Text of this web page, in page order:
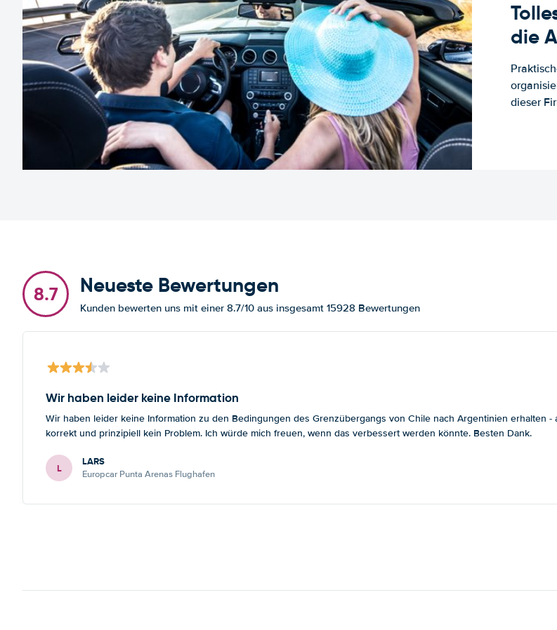
die
dieser
8.7 Neueste Bewertungen
Kunden bewerten uns mit einer 8.7/10 aus insgesamt 15928 Bewertungen
Wir haben leider keine Information
Wir haben leider keine Information zu den Bedingungen des Grenzübergangs von Chile nach Argentinien erhalten
korrekt und prinzipiell kein Problem. Ich würde mich freuen, wenn das verbessert werden könnte. Besten Dank.
L LARS
Europcar Punta Arenas Flughafen